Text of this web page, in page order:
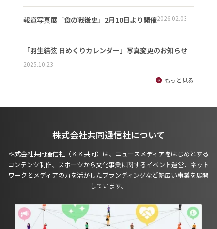
報道写真展「食の戦後史」2月10日より開催2026.02.03
「羽生結弦 日めくりカレンダー」写真変更のお知らせ
2025.10.23
もっと見る
株式会社共同通信社について
株式会社共同通信社（ＫＫ共同）は、ニュースメディアをはじめとする
コンテンツ制作、スポーツから文化事業に関するイベント運営、ネット
ワークとメディアの力を活かしたブランディングなど幅広い事業を展開
しています。